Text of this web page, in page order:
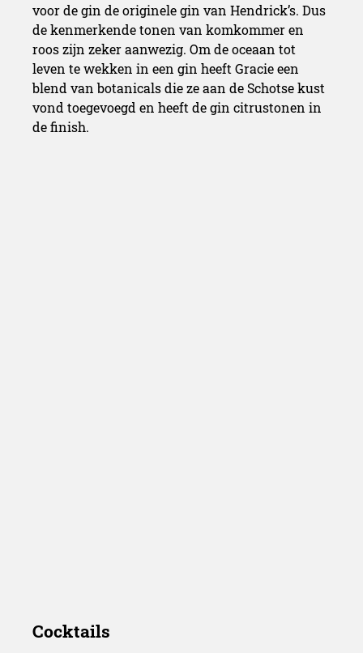
voor de gin de originele gin van Hendrick’s. Dus
de kenmerkende tonen van komkommer en
roos zijn zeker aanwezig. Om de oceaan tot
leven te wekken in een gin heeft Gracie een
blend van botanicals die ze aan de Schotse kust
vond toegevoegd en heeft de gin citrustonen in
de finish.